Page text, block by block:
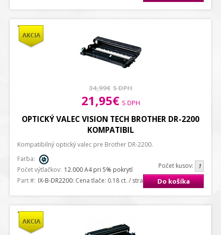
34,99€ S DPH
21,95€ S DPH
Počet kusov:
Do košíka
OPTICKÝ VALEC VISION TECH BROTHER DR-2200
KOMPATIBIL
Kompatibilný optický valec pre Brother DR-2200.
Farba:
Počet výtlačkov: 12.000 A4 pri 5% pokrytí
Part #: IX-B-DR2200: Cena tlače: 0.18 ct. / strana A4